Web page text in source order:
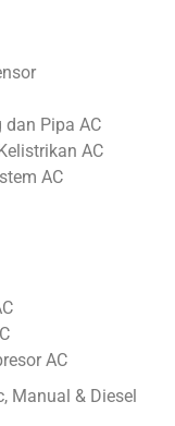
Pipa AC
AC
AC
AC
Manual & Diesel